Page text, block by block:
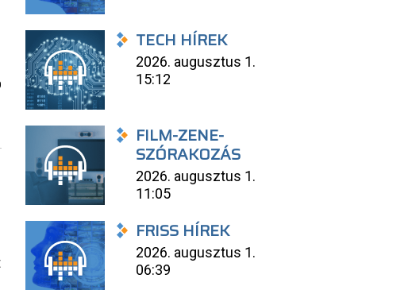
TECH HÍREK
2026. augusztus 1.
15:12
FILM-ZENE-
SZÓRAKOZÁS
2026. augusztus 1.
11:05
FRISS HÍREK
2026. augusztus 1.
06:39